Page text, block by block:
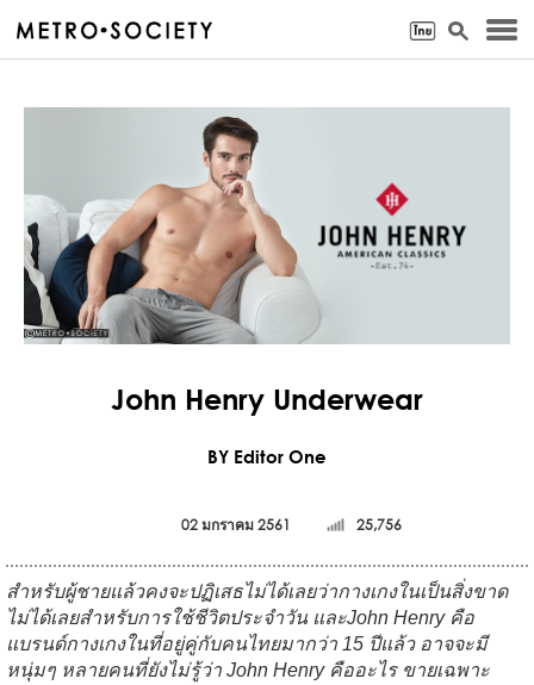
John Henry Underwear
BY Editor One
02 มกราคม 2561 25,756
สำหรับผู้ชายแล้วคงจะปฏิเสธไม่ได้เลยว่ากางเกงในเป็นสิ่งขาด
ไม่ได้เลยสำหรับการใช้ชีวิตประจำวัน และJohn Henry คือ
แบรนด์กางเกงในที่อยู่คู่กับคนไทยมากว่า 15 ปีแล้ว อาจจะมี
หนุ่มๆ หลายคนที่ยังไม่รู้ว่า John Henry คืออะไร ขายเฉพาะ